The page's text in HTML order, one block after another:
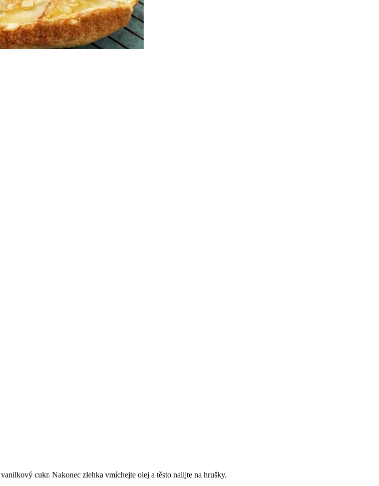
cukr. Nakonec zlehka vmíchejte olej a těsto nalijte na hrušky.